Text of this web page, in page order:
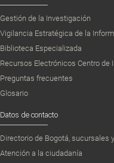
Gestión de la Investigación
Vigilancia Estratégica de la
Biblioteca Especializada
Recursos Electrónicos Centro de
Preguntas frecuentes
Glosario
Datos de contacto
Directorio de Bogotá, sucursales
Atención a la ciudadanía